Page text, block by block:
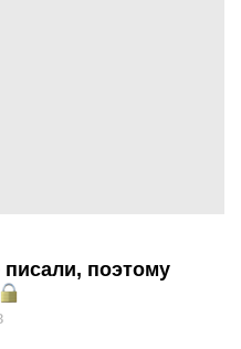
писали, поэтому